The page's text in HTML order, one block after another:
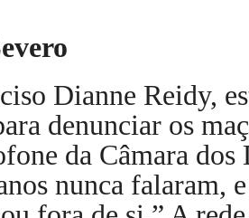
Dianne Reidy,
denunciar os
da Câmara dos
nunca falaram,